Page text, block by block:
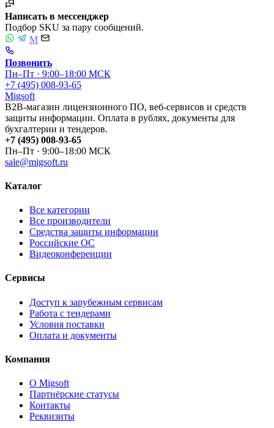
Написать в мессенджер
Подбор SKU за пару сообщений.
M
Позвонить
Пн–Пт · 9:00–18:00 МСК
+7 (495) 008-93-65
Migsoft
B2B-магазин лицензионного ПО, веб-сервисов и средств
защиты информации. Оплата в рублях, документы для
бухгалтерии и тендеров.
+7 (495) 008-93-65
Пн–Пт · 9:00–18:00 МСК
sale@migsoft.ru
Каталог
Все категории
Все производители
Средства защиты информации
Российские ОС
Видеоконференции
Сервисы
Доступ к зарубежным сервисам
Работа с тендерами
Условия поставки
Оплата и документы
Компания
О Migsoft
Партнёрские статусы
Контакты
Реквизиты